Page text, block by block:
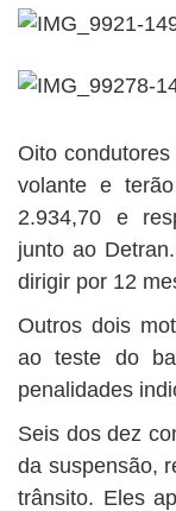
Oito
volante e
2.934,70 e
junto ao
dirigir por 12
Outros dois
ao teste do
penalidades
Seis dos dez
da suspensão,
trânsito. Eles